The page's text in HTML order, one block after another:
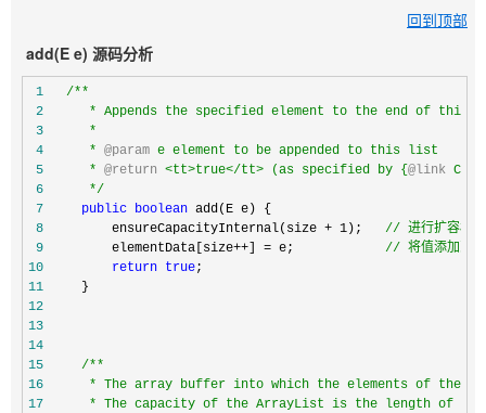
回到顶部
add(E e) 源码分析
1
/**
2
3
4
     *
@param
5
     *
@return <tt>true</tt> (as specified by { @link
6
*/
7
public boolean
8
         ensureCapacityInternal(size + 1);
// 进行扩容校验
9
         elementData[size++] = e;
// 将值添加到
10
return true
11
12
13
14
15
/**
16
17